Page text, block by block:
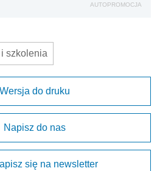
AUTOPROMOCJA
szkolenia
Wersja do druku
Napisz do nas
się na newsletter